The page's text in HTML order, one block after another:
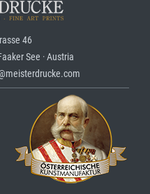
46
See · Austria